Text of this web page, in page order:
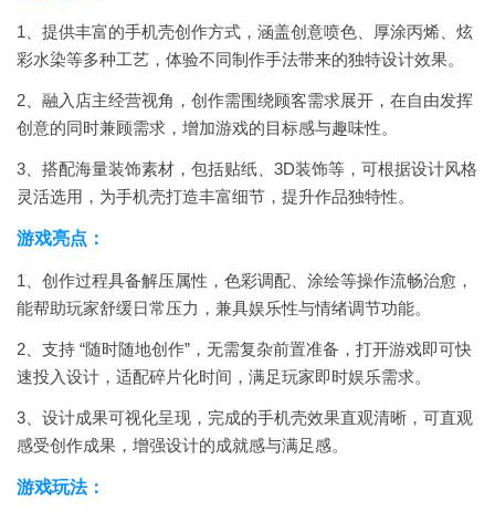
1、提供丰富的手机壳创作方式，涵盖创意喷色、厚涂丙烯、炫
彩水染等多种工艺，体验不同制作手法带来的独特设计效果。
2、融入店主经营视角，创作需围绕顾客需求展开，在自由发挥
创意的同时兼顾需求，增加游戏的目标感与趣味性。
3、搭配海量装饰素材，包括贴纸、3D装饰等，可根据设计风格
灵活选用，为手机壳打造丰富细节，提升作品独特性。
游戏亮点：
1、创作过程具备解压属性，色彩调配、涂绘等操作流畅治愈，
能帮助玩家舒缓日常压力，兼具娱乐性与情绪调节功能。
2、支持 “随时随地创作”，无需复杂前置准备，打开游戏即可快
速投入设计，适配碎片化时间，满足玩家即时娱乐需求。
3、设计成果可视化呈现，完成的手机壳效果直观清晰，可直观
感受创作成果，增强设计的成就感与满足感。
游戏玩法：